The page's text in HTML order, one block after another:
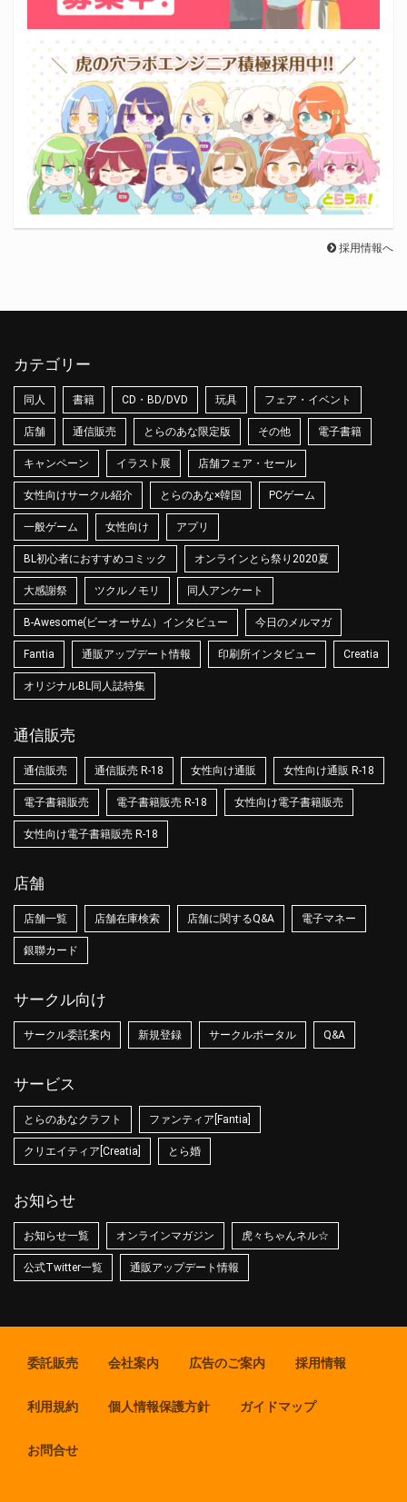
採用情報へ
カテゴリー
同人 書籍 CD・BD/DVD 玩具 フェア・イベント
店舗 通信販売 とらのあな限定版 その他 電子書籍
キャンペーン イラスト展 店舗フェア・セール
女性向けサークル紹介 とらのあな×韓国 PCゲーム
一般ゲーム 女性向け アプリ
BL初心者におすすめコミック オンラインとら祭り2020夏
大感謝祭 ツクルノモリ 同人アンケート
B-Awesome(ビーオーサム）インタビュー 今日のメルマガ
Fantia 通販アップデート情報 印刷所インタビュー Creatia
オリジナルBL同人誌特集
通信販売
通信販売 通信販売 R-18 女性向け通販 女性向け通販 R-18
電子書籍販売 電子書籍販売 R-18 女性向け電子書籍販売
女性向け電子書籍販売 R-18
店舗
店舗一覧 店舗在庫検索 店舗に関するQ&A 電子マネー
銀聯カード
サークル向け
サークル委託案内 新規登録 サークルポータル Q&A
サービス
とらのあなクラフト ファンティア[Fantia]
クリエイティア[Creatia] とら婚
お知らせ
お知らせ一覧 オンラインマガジン 虎々ちゃんネル☆
公式Twitter一覧 通販アップデート情報
委託販売 会社案内 広告のご案内 採用情報
利用規約 個人情報保護方針 ガイドマップ
お問合せ